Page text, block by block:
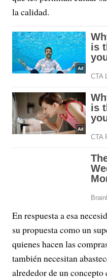
la calidad.
En respuesta a esa
su propuesta como un
quienes hacen las
también necesitan
alrededor de un